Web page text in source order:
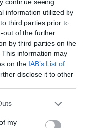
continue seeing
information utilized by
third parties prior to
out of the further
by third parties on the
This information may
on the IAB’s List of
disclose it to other
my